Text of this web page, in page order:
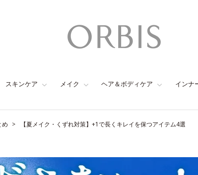
スキンケア メイク ヘア＆ボディケア インナ
め 【夏メイク・くずれ対策】+1で長くキレイを保つアイテム4選